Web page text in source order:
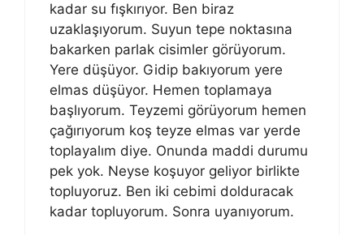
kadar su fışkırıyor. Ben biraz
uzaklaşıyorum. Suyun tepe noktasına
bakarken parlak cisimler görüyorum.
Yere düşüyor. Gidip bakıyorum yere
elmas düşüyor. Hemen toplamaya
başlıyorum. Teyzemi görüyorum hemen
çağırıyorum koş teyze elmas var yerde
toplayalım diye. Onunda maddi durumu
pek yok. Neyse koşuyor geliyor birlikte
topluyoruz. Ben iki cebimi dolduracak
kadar topluyorum. Sonra uyanıyorum.